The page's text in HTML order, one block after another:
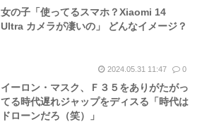
女の子「使ってるスマホ？Xiaomi 14
Ultra カメラが凄いの」 どんなイメージ？
2024.05.31 11:47 0
イーロン・マスク、Ｆ３５をありがたがっ
てる時代遅れジャップをディスる「時代は
ドローンだろ（笑）」